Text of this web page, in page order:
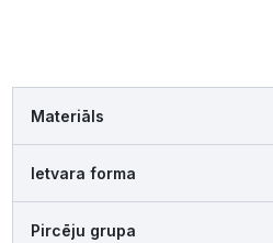
Materiāls
Ietvara forma
Pircēju grupa